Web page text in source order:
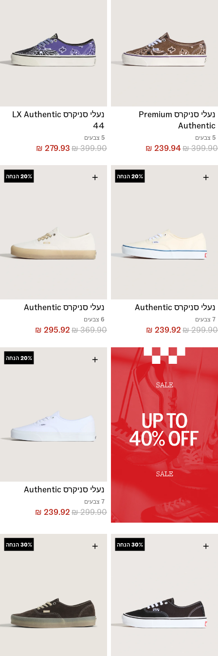
נעלי סניקרס Premium
Authentic
5 צבעים
₪399.90
₪ 239.94
נעלי סניקרס LX Authentic
44
5 צבעים
₪399.90
₪ 279.93
+
20% הנחה
נעלי סניקרס Authentic
7 צבעים
₪299.90
₪ 239.92
+
20% הנחה
נעלי סניקרס Authentic
6 צבעים
₪369.90
₪ 295.92
+
20% הנחה
נעלי סניקרס Authentic
7 צבעים
₪299.90
₪ 239.92
+
30% הנחה +
30% הנחה